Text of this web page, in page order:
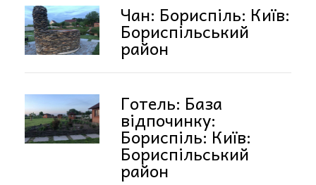
Чан: Бориспіль: Київ:
Бориспільський
район
Готель: База
відпочинку:
Бориспіль: Київ:
Бориспільський
район